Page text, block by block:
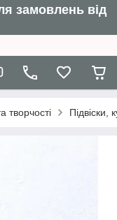
замовлень від
творчості